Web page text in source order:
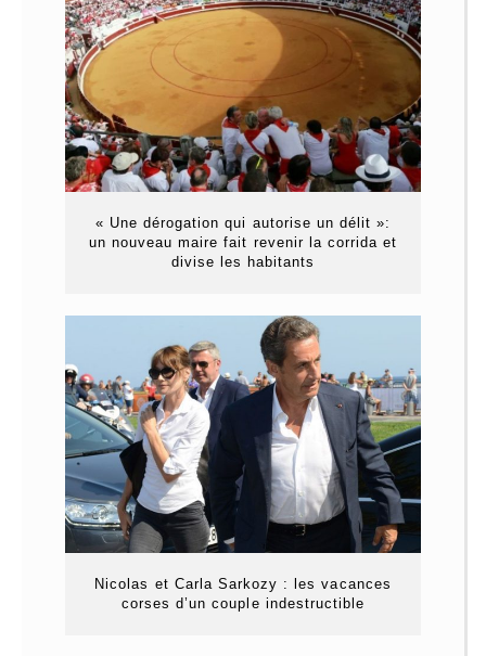
« Une dérogation qui autorise un délit »:
un nouveau maire fait revenir la corrida et
divise les habitants
Nicolas et Carla Sarkozy : les vacances
corses d’un couple indestructible